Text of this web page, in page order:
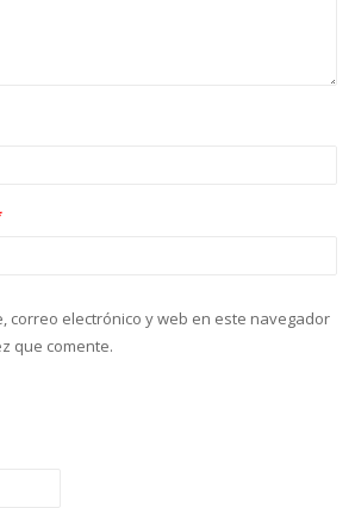
correo electrónico y web en este navegador
que comente.